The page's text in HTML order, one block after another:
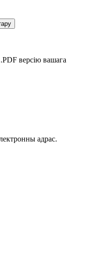
версію вашага
адрас.